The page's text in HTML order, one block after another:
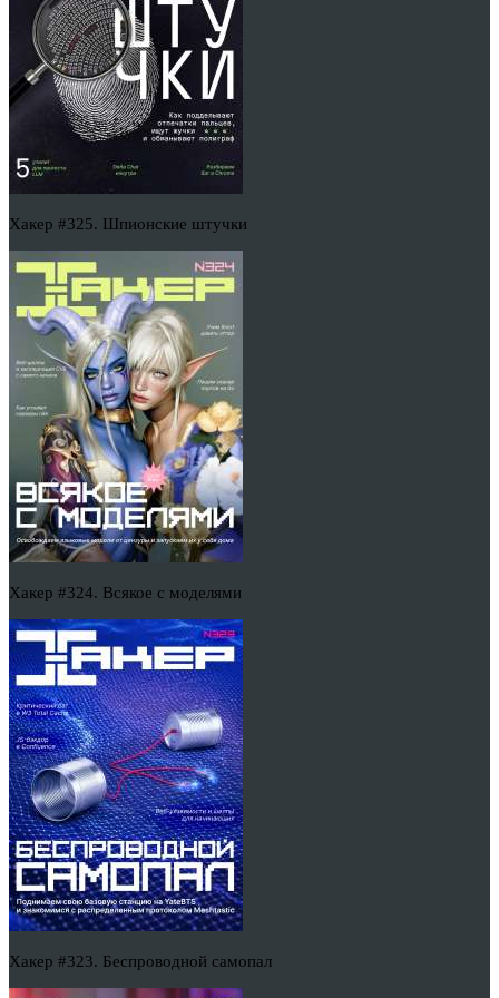
Хакер #325. Шпионские штучки
Хакер #324. Всякое с моделями
Хакер #323. Беспроводной самопал